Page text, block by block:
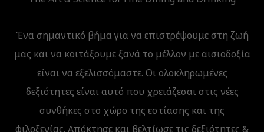
Ένα σημαντικό βήμα για να επιστρέψουμε στη ζωή
μας και να κοιτάξουμε ξανά το μέλλον με αισιοδοξία
είναι να εξελισσόμαστε. Οι ολοκληρωμένες
δεξιότητες είναι αυτό που χρειάζεσαι στις νέες
συνθήκες στο χώρο της εστίασης και της
φιλοξενίας. Απόκτησε και βελτίωσε τις δεξιότητες &